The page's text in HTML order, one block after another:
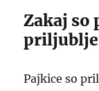
Zakaj so
Pajkice so